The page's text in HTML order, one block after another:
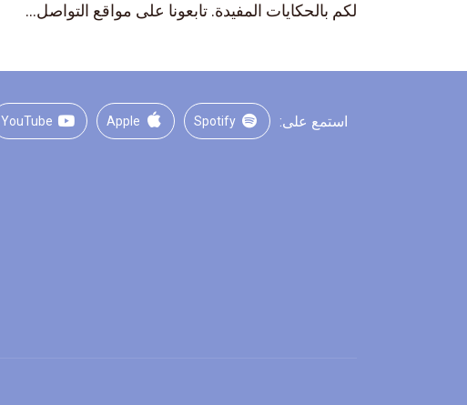
لكم بالحكايات المفيدة. تابعونا على مواقع التواصل...
استمع على: Spotify
Apple
YouTube